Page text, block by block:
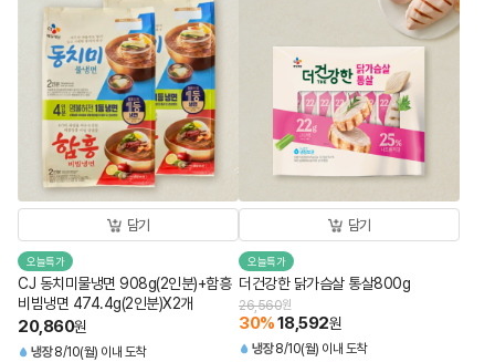
담기
오늘특가
CJ 동치미물냉면 908g(2인분)+함흥
비빔냉면 474.4g(2인분)X2개
20,860원
냉장 8/10(월) 이내 도착
담기
오늘특가
더건강한 닭가슴살 통살800g
26,560원
30%18,592원
냉장 8/10(월) 이내 도착